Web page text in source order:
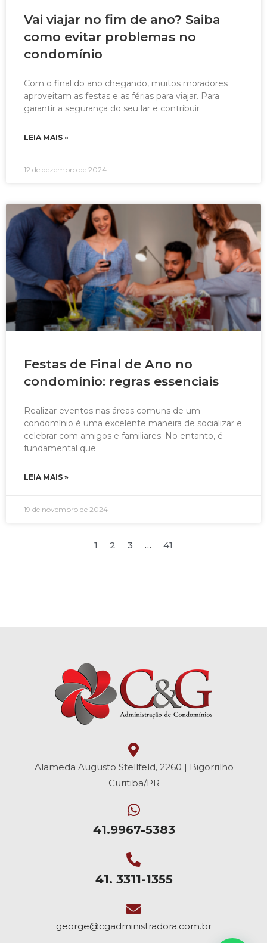
Vai viajar no fim de ano? Saiba
como evitar problemas no
condomínio
Com o final do ano chegando, muitos moradores
aproveitam as festas e as férias para viajar. Para
garantir a segurança do seu lar e contribuir
LEIA MAIS »
12 de dezembro de 2024
Festas de Final de Ano no
condomínio: regras essenciais
Realizar eventos nas áreas comuns de um
condomínio é uma excelente maneira de socializar e
celebrar com amigos e familiares. No entanto, é
fundamental que
LEIA MAIS »
19 de novembro de 2024
1 2 3 … 41
Alameda Augusto Stellfeld, 2260 | Bigorrilho
Curitiba/PR
41.9967-5383
41. 3311-1355
george@cgadministradora.com.br